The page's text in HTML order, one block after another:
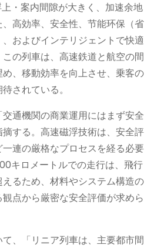
・案内間隙が大きく、加速余地
高効率、安全性、节能环保（省
およびインテリジェントで快適
の列車は、高速鉄道と航空の間
、移動効率を向上させ、乗客の
されている。
通機関の商業運用にはまず安全
する。高速磁浮技術は、安全評
連の厳格なプロセスを経る必要
キロメートルでの走行は、飛行
るため、材料やシステム構造の
点から厳密な安全評価が求めら
、「リニア列車は、主要都市間